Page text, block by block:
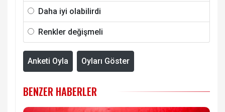
Daha iyi olabilirdi
Renkler değişmeli
Anketi Oyla Oyları Göster
BENZER HABERLER